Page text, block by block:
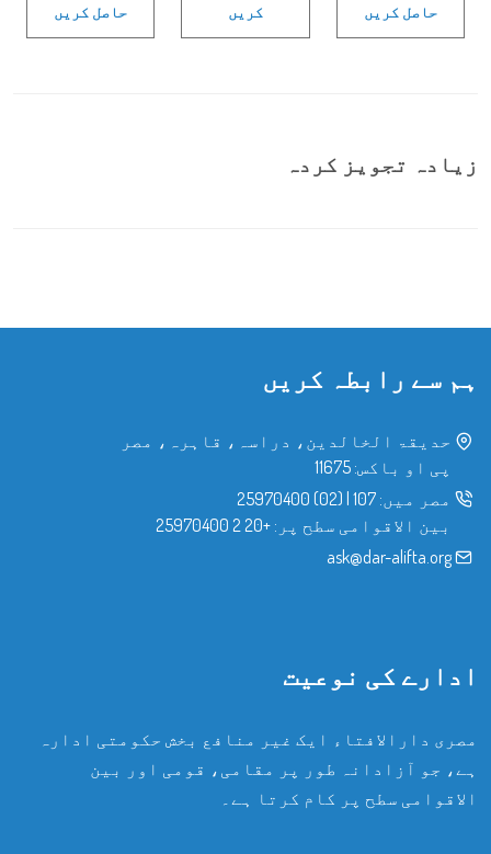
حاصل کریں
کریں
حاصل کریں
زیادہ تجویز کردہ
ہم سے رابطہ کریں
حدیقۃ الخالدین، دراسہ، قاہرہ، مصر
پی او باکس: 11675
مصر میں: 107
|
(02) 25970400
بین الاقوامی سطح پر: +20 2 25970400
ask@dar-alifta.org
ادارے کی نوعیت
مصری دارالافتاء ایک غیر منافع بخش حکومتی ادارہ
ہے، جو آزادانہ طور پر مقامی، قومی اور بین
الاقوامی سطح پر کام کرتا ہے۔